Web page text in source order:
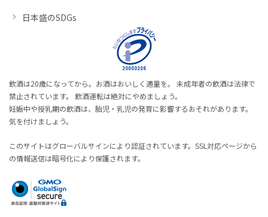
日本盛のSDGs
飲酒は20歳になってから。お酒はおいしく適量を。 未成年者の飲酒は法律で
禁止されています。 飲酒運転は絶対にやめましょう。
妊娠中や授乳期の飲酒は、胎児・乳児の発育に影響するおそれがあります。
気を付けましょう。
このサイトはグローバルサインにより認証されています。SSL対応ページから
の情報送信は暗号化により保護されます。